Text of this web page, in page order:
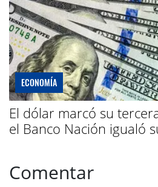
ECONOMÍA
El dólar marcó su
el Banco Nación igualó
Comentar